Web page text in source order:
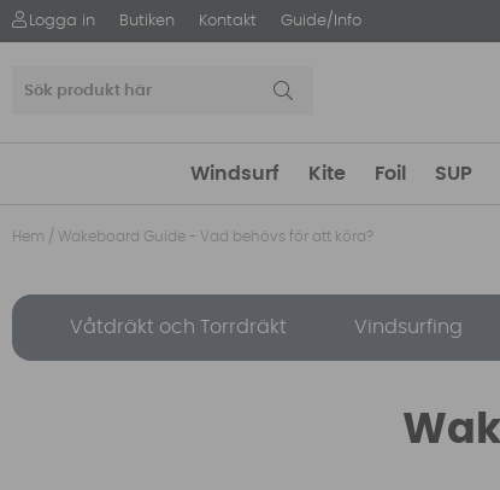
Logga in Butiken Kontakt Guide/Info
Windsurf Kite Foil SUP
Hem / Wakeboard Guide - Vad behövs för att köra?
Våtdräkt och Torrdräkt Vindsurfing